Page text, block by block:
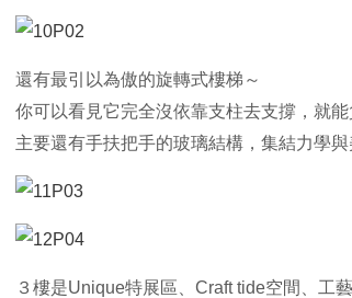
還有最引以為傲的旋轉式樓梯～
你可以看見它完全沒依靠支柱去支撐，就
主要還有手扶把手的玻璃結構，集結力學
３樓是Unique特展區、Craft tide空間、工